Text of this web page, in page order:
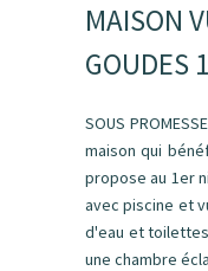
MAISON
GOUDES
SOUS
maison qui
propose au 1er
avec piscine et
d'eau et
une chambre